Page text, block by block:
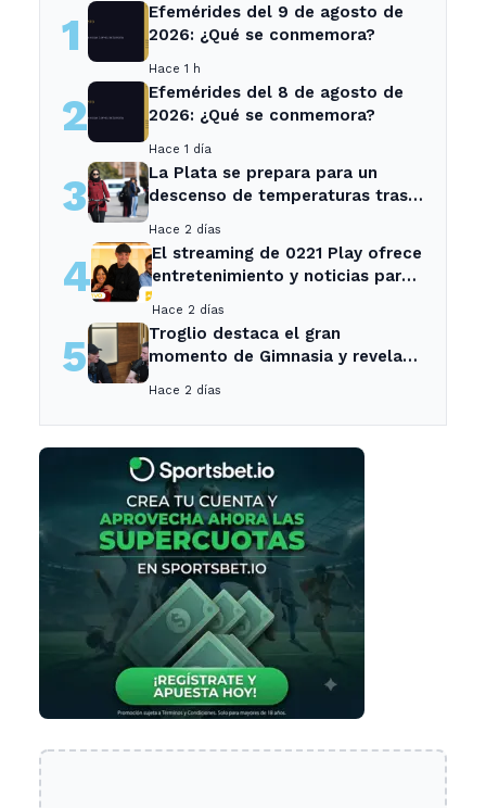
1
Efemérides del 9 de agosto de
2026: ¿Qué se conmemora?
Hace 1 h
2
Efemérides del 8 de agosto de
2026: ¿Qué se conmemora?
Hace 1 día
3
La Plata se prepara para un
descenso de temperaturas tras
Hace 2 días
4
El streaming de 0221 Play ofrece
entretenimiento y noticias para
Hace 2 días
5
Troglio destaca el gran
momento de Gimnasia y revela
Hace 2 días